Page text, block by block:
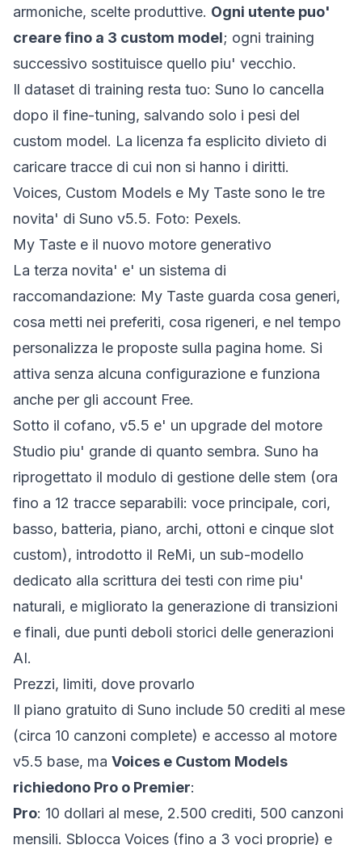
armoniche, scelte produttive. Ogni utente puo'
creare fino a 3 custom model; ogni training
successivo sostituisce quello piu' vecchio.
Il dataset di training resta tuo: Suno lo cancella
dopo il fine-tuning, salvando solo i pesi del
custom model. La licenza fa esplicito divieto di
caricare tracce di cui non si hanno i diritti.
Voices, Custom Models e My Taste sono le tre
novita' di Suno v5.5. Foto: Pexels.
My Taste e il nuovo motore generativo
La terza novita' e' un sistema di
raccomandazione: My Taste guarda cosa generi,
cosa metti nei preferiti, cosa rigeneri, e nel tempo
personalizza le proposte sulla pagina home. Si
attiva senza alcuna configurazione e funziona
anche per gli account Free.
Sotto il cofano, v5.5 e' un upgrade del motore
Studio piu' grande di quanto sembra. Suno ha
riprogettato il modulo di gestione delle stem (ora
fino a 12 tracce separabili: voce principale, cori,
basso, batteria, piano, archi, ottoni e cinque slot
custom), introdotto il ReMi, un sub-modello
dedicato alla scrittura dei testi con rime piu'
naturali, e migliorato la generazione di transizioni
e finali, due punti deboli storici delle generazioni
AI.
Prezzi, limiti, dove provarlo
Il piano gratuito di Suno include 50 crediti al mese
(circa 10 canzoni complete) e accesso al motore
v5.5 base, ma Voices e Custom Models
richiedono Pro o Premier:
Pro: 10 dollari al mese, 2.500 crediti, 500 canzoni
mensili. Sblocca Voices (fino a 3 voci proprie) e